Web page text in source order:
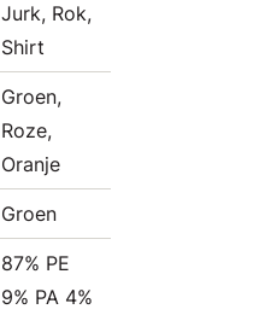
Jurk, Rok,
Shirt
Groen,
Roze,
Oranje
Groen
87% PE
9% PA 4%